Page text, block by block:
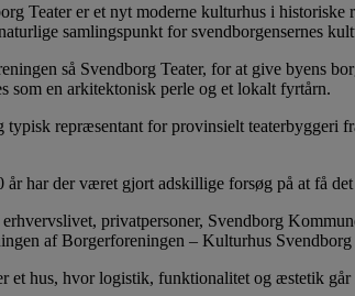
Teater er et nyt moderne kulturhus i
samlingspunkt for svendborgensernes
så Svendborg Teater, for at give byens
som en arkitektonisk perle og et lokalt fyrtårn.
typisk repræsentant for provinsielt teaterbyggeri
år har der været gjort adskillige forsøg på at få
privatpersoner, Svendborg
af Borgerforeningen – Kulturhus
et hus, hvor logistik, funktionalitet og æstetik